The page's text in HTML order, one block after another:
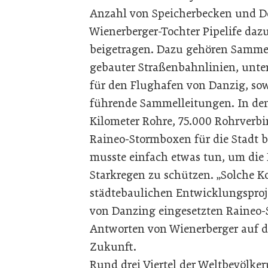
Anzahl von Speicherbecken und
Wienerberger-Tochter Pipelife
beigetragen. Dazu gehören
gebauter Straßenbahnlinien,
für den Flughafen von Danzig,
führende Sammelleitungen. In
Kilometer Rohre, 75.000
Raineo-Stormboxen für die Stadt
musste einfach etwas tun, um
Starkregen zu schützen. „Solche
städtebaulichen
von Danzing eingesetzten
Antworten von Wienerberger auf
Zukunft.
Rund drei Viertel der